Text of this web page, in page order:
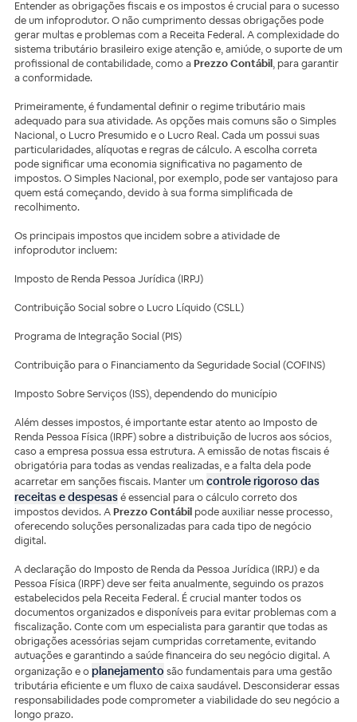
Entender as obrigações fiscais e os impostos é crucial para o sucesso
de um infoprodutor. O não cumprimento dessas obrigações pode
gerar multas e problemas com a Receita Federal. A complexidade do
sistema tributário brasileiro exige atenção e, amiúde, o suporte de um
profissional de contabilidade, como aPrezzo Contábil, para garantir
a conformidade.
Primeiramente, é fundamental definir o regime tributário mais
adequado para sua atividade. As opções mais comuns são o Simples
Nacional, o Lucro Presumido e o Lucro Real. Cada um possui suas
particularidades, alíquotas e regras de cálculo. A escolha correta
pode significar uma economia significativa no pagamento de
impostos. O Simples Nacional, por exemplo, pode ser vantajoso para
quem está começando, devido à sua forma simplificada de
recolhimento.
Os principais impostos que incidem sobre a atividade de
infoprodutor incluem:
Imposto de Renda Pessoa Jurídica (IRPJ)
Contribuição Social sobre o Lucro Líquido (CSLL)
Programa de Integração Social (PIS)
Contribuição para o Financiamento da Seguridade Social (COFINS)
Imposto Sobre Serviços (ISS), dependendo do município
Além desses impostos, é importante estar atento ao Imposto de
Renda Pessoa Física (IRPF) sobre a distribuição de lucros aos sócios,
caso a empresa possua essa estrutura. A emissão de notas fiscais é
obrigatória para todas as vendas realizadas, e a falta dela pode
acarretar em sanções fiscais. Manter um controle rigoroso das
receitas e despesasé essencial para o cálculo correto dos
impostos devidos. APrezzo Contábilpode auxiliar nesse processo,
oferecendo soluções personalizadas para cada tipo de negócio
digital.
A declaração do Imposto de Renda da Pessoa Jurídica (IRPJ) e da
Pessoa Física (IRPF) deve ser feita anualmente, seguindo os prazos
estabelecidos pela Receita Federal. É crucial manter todos os
documentos organizados e disponíveis para evitar problemas com a
fiscalização. Conte com um especialista para garantir que todas as
obrigações acessórias sejam cumpridas corretamente, evitando
autuações e garantindo a saúde financeira do seu negócio digital. A
organização e oplanejamento são fundamentais para uma gestão
tributária eficiente e um fluxo de caixa saudável. Desconsiderar essas
responsabilidades pode comprometer a viabilidade do seu negócio a
longo prazo.